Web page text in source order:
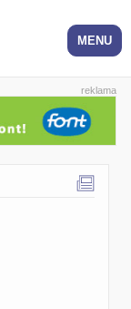
reklama